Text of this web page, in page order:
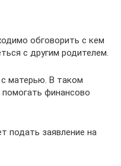
обговорить с кем
с другим родителем.
матерью. В таком
помогать финансово
подать заявление на